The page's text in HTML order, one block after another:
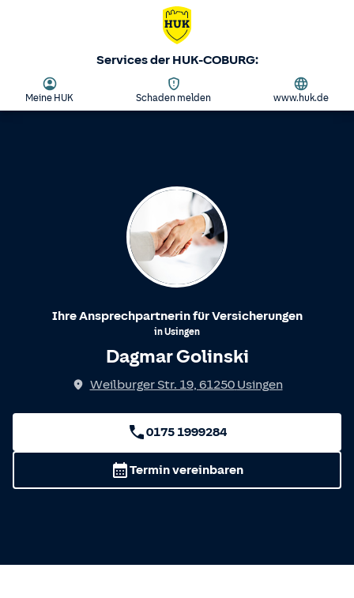
Services der HUK-COBURG:
Meine HUK Schaden melden www.huk.de
Ihre Ansprechpartnerin für Versicherungen
inUsingen
Dagmar Golinski
Weilburger Str. 19, 61250 Usingen
0175 1999284
Termin vereinbaren